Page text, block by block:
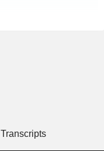
Transcripts